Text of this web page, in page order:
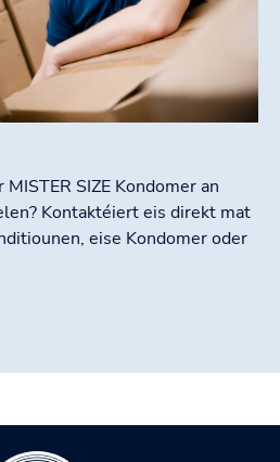
SIZE Kondomer an
Kontaktéiert eis direkt mat
eise Kondomer oder